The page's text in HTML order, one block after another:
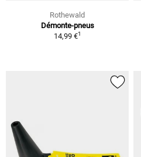
Rothewald
Démonte-pneus
14,99 €1